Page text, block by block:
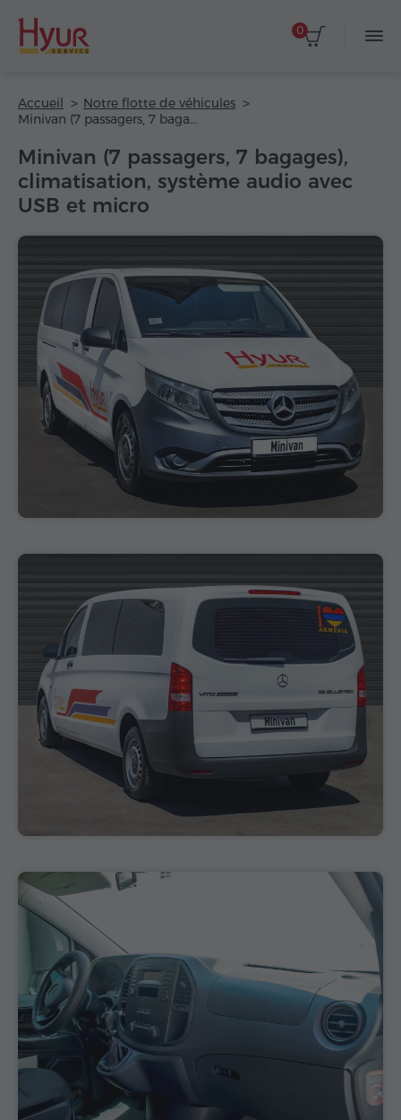
0
Accueil
Notre flotte de véhicules
Minivan (7 passagers, 7 bagages), climatisation, système audio avec USB et micro
Minivan (7 passagers, 7 bagages),
climatisation, système audio avec
USB et micro